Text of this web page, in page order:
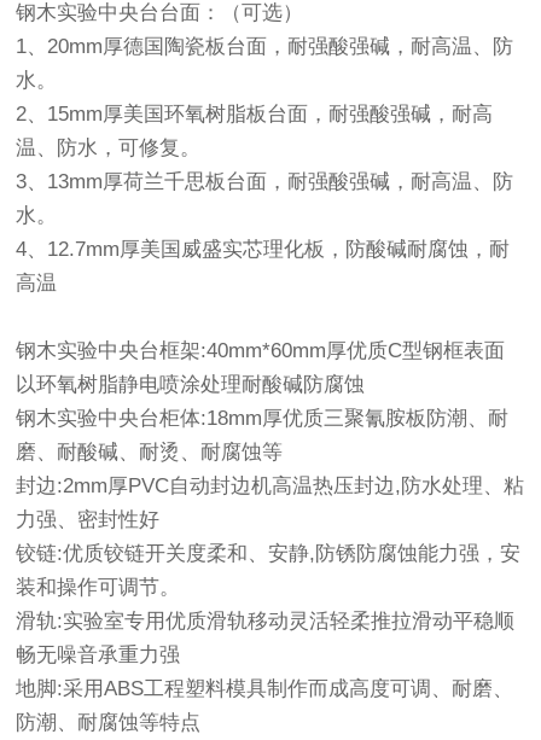
钢木实验中央台台面：（可选）
1、20mm厚德国陶瓷板台面，耐强酸强碱，耐高温、防
水。
2、15mm厚美国环氧树脂板台面，耐强酸强碱，耐高
温、防水，可修复。
3、13mm厚荷兰千思板台面，耐强酸强碱，耐高温、防
水。
4、12.7mm厚美国威盛实芯理化板，防酸碱耐腐蚀，耐
高温
钢木实验中央台框架:40mm*60mm厚优质C型钢框表面
以环氧树脂静电喷涂处理耐酸碱防腐蚀
钢木实验中央台柜体:18mm厚优质三聚氰胺板防潮、耐
磨、耐酸碱、耐烫、耐腐蚀等
封边:2mm厚PVC自动封边机高温热压封边,防水处理、粘
力强、密封性好
铰链:优质铰链开关度柔和、安静,防锈防腐蚀能力强，安
装和操作可调节。
滑轨:实验室专用优质滑轨移动灵活轻柔推拉滑动平稳顺
畅无噪音承重力强
地脚:采用ABS工程塑料模具制作而成高度可调、耐磨、
防潮、耐腐蚀等特点